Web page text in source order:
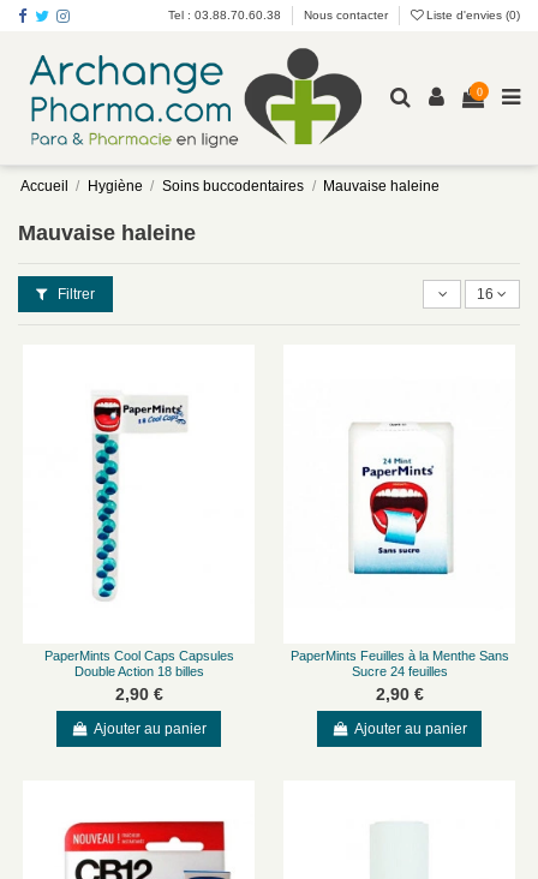
Tel : 03.88.70.60.38 Nous contacter Liste d'envies (0)
0
Accueil Hygiène Soins buccodentaires Mauvaise haleine
Mauvaise haleine
Filtrer 16
PaperMints Cool Caps Capsules
Double Action 18 billes
2,90 €
Ajouter au panier
PaperMints Feuilles à la Menthe Sans
Sucre 24 feuilles
2,90 €
Ajouter au panier